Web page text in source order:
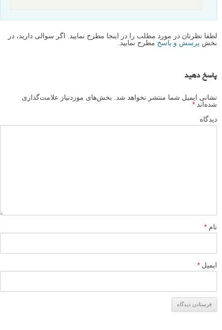
لطفا نظرتان در مورد مطلب را در اینجا مطرح نمایید. اگر سوالی دارید، در
بخش پرسش و پاسخ مطرح نمایید.
پاسخ دهید
نشانی ایمیل شما منتشر نخواهد شد.
بخش‌های موردنیاز علامت‌گذاری
شده‌اند *
دیدگاه
نام *
ایمیل *